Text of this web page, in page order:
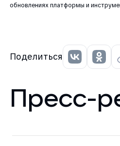
обновлениях платформы и
Поделиться
Пресс-